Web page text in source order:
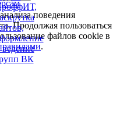
поведения
Продолжая пользоваться
файлов cookie в
.